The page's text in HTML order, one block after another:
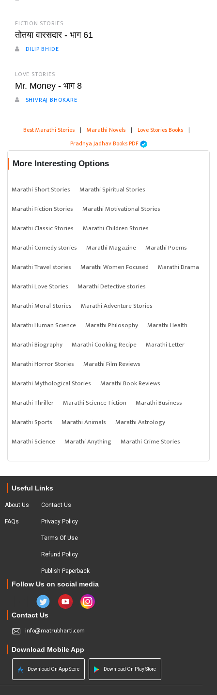
FICTION STORIES
तोतया वारसदार - भाग 61
DILIP BHIDE
LOVE STORIES
Mr. Money - भाग 8
SHIVRAJ BHOKARE
Best Marathi Stories | Marathi Novels | Love Stories Books |
Pradnya Jadhav Books PDF
More Interesting Options
Marathi Short Stories
Marathi Spiritual Stories
Marathi Fiction Stories
Marathi Motivational Stories
Marathi Classic Stories
Marathi Children Stories
Marathi Comedy stories
Marathi Magazine
Marathi Poems
Marathi Travel stories
Marathi Women Focused
Marathi Drama
Marathi Love Stories
Marathi Detective stories
Marathi Moral Stories
Marathi Adventure Stories
Marathi Human Science
Marathi Philosophy
Marathi Health
Marathi Biography
Marathi Cooking Recipe
Marathi Letter
Marathi Horror Stories
Marathi Film Reviews
Marathi Mythological Stories
Marathi Book Reviews
Marathi Thriller
Marathi Science-Fiction
Marathi Business
Marathi Sports
Marathi Animals
Marathi Astrology
Marathi Science
Marathi Anything Marathi Crime Stories
Useful Links
About Us
FAQs
Contact Us
Privacy Policy
Terms Of Use
Refund Policy
Publish Paperback
Follow Us on social media
Contact Us
info@matrubharti.com
Download Mobile App
Download On App Store Download On Play Store